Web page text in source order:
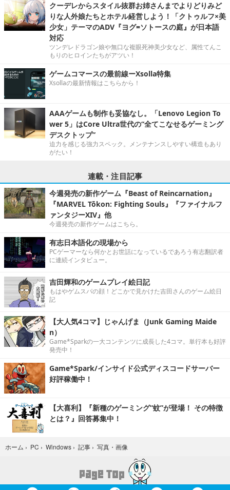
クーデレからスタイル抜群お姉さんまでよりどりみど
りな人外娘たちとホテル経営しよう！「クトゥルフ×美
少女」テーマのADV『ヨグ=ソトースの庭』が日本語
対応
ツンデレドラゴン娘や無口な複眼死神美少女など、属性てんこ
もりのヒロインたちがアツい！
ゲームコマースの最前線ーXsolla特集
Xsollaの最新情報はこちらから！
AAAゲームも制作も妥協なし。「Lenovo Legion To
wer 5」はCore Ultra世代の“全てこなせるゲーミング
デスクトップ”
迫力を感じる強力スペック。メンテナンスしやすい構造もあり
がたい！
連載・注目記事
今週発売の新作ゲーム『Beast of Reincarnation』
『MARVEL Tōkon: Fighting Souls』『ファイナルフ
ァンタジーXIV』他
今週発売の新作ゲームはこちら。
有志日本語化の現場から
PCゲーマーなら何かとお世話になっているであろう有志翻訳者
に連続インタビュー。
吉田輝和のゲームプレイ絵日記
もはやゲムスパの顔！どこかで見かけた吉田さんのゲーム絵日
記
【大人気4コマ】じゃんげま（Junk Gaming Maide
n）
Game*Sparkの一大コンテンツに成長した4コマ。単行本も好評
発売中！
Game*Spark/インサイド公式ディスコードサーバー
好評稼働中！
【大喜利】『新種のゲーミング“蚊”が登場！ その特徴
とは？』回答募集中！
ホーム › PC › Windows › 記事 › 写真・画像